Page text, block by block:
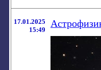
17.01.2025
15:49